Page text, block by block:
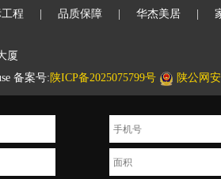
程 品质保障 华杰美居
厦
备案号: 陕ICP备2025075799号 陕公网